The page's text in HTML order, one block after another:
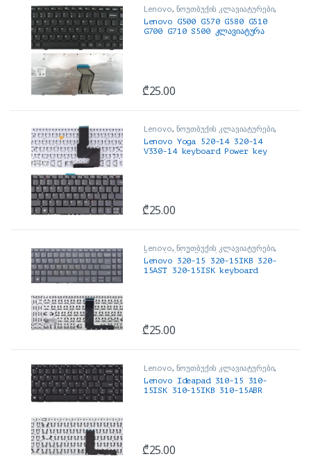
Lenovo, ნოუთბუქის კლავიატურები,
ნოუთბუქის ნაწილები და
აქსესუარები
Lenovo G500 G570 G580 G510
G700 G710 S500 კლავიატურა
₾25.00
Lenovo, ნოუთბუქის კლავიატურები,
ნოუთბუქის ნაწილები და
აქსესუარები
Lenovo Yoga 520-14 320-14
V330-14 keyboard Power key
₾25.00
Lenovo, ნოუთბუქის კლავიატურები,
ნოუთბუქის ნაწილები და
აქსესუარები
Lenovo 320-15 320-15IKB 320-
15AST 320-15ISK keyboard
₾25.00
Lenovo, ნოუთბუქის კლავიატურები,
ნოუთბუქის ნაწილები და
აქსესუარები
Lenovo Ideapad 310-15 310-
15ISK 310-15IKB 310-15ABR
₾25.00